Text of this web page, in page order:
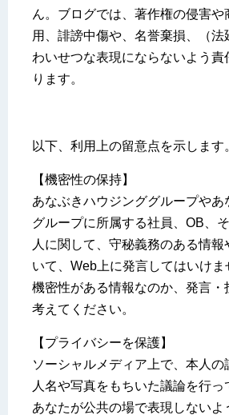
ん。ブログでは、著作権の侵害や
用、誹謗中傷や、名誉棄損、（法
わいせつな表現にならないよう責
ります。
以下、利用上の留意点を示します
【機密性の保持】
あなぶきハウジンググループやあ
グループに所属する社員、OB、
人に関して、守秘義務のある情報
いて、Web上に発言してはいけ
機密性がある情報なのか、発言・
考えてください。
【プライバシーを保護】
ソーシャルメディア上で、本人の
人名や写真をもちいた議論を行っ
あなたが公共の場で表現しないよ